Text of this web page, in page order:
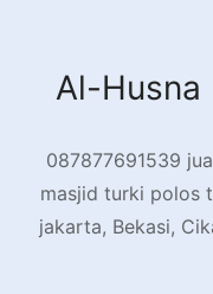
contentAl-Husna
087877691539
masjid turki polos
jakarta, Bekasi,